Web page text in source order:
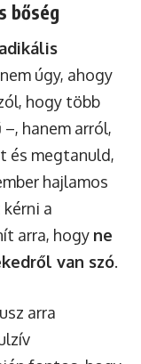
bőség
úgy, ahogy
hogy több
hanem arról,
és megtanuld,
hajlamos
a
arra, hogy ne
van szó.
arra